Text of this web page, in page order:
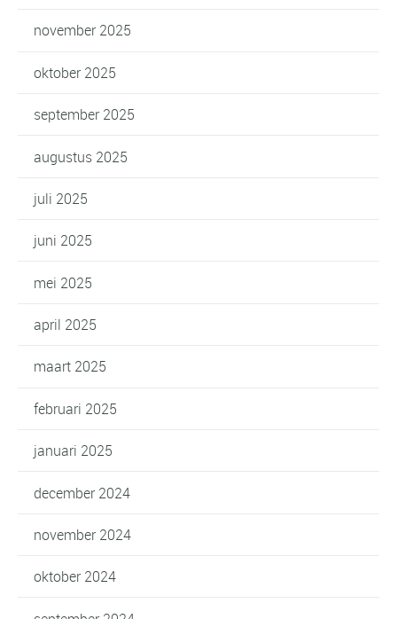
november 2025
oktober 2025
september 2025
augustus 2025
juli 2025
juni 2025
mei 2025
april 2025
maart 2025
februari 2025
januari 2025
december 2024
november 2024
oktober 2024